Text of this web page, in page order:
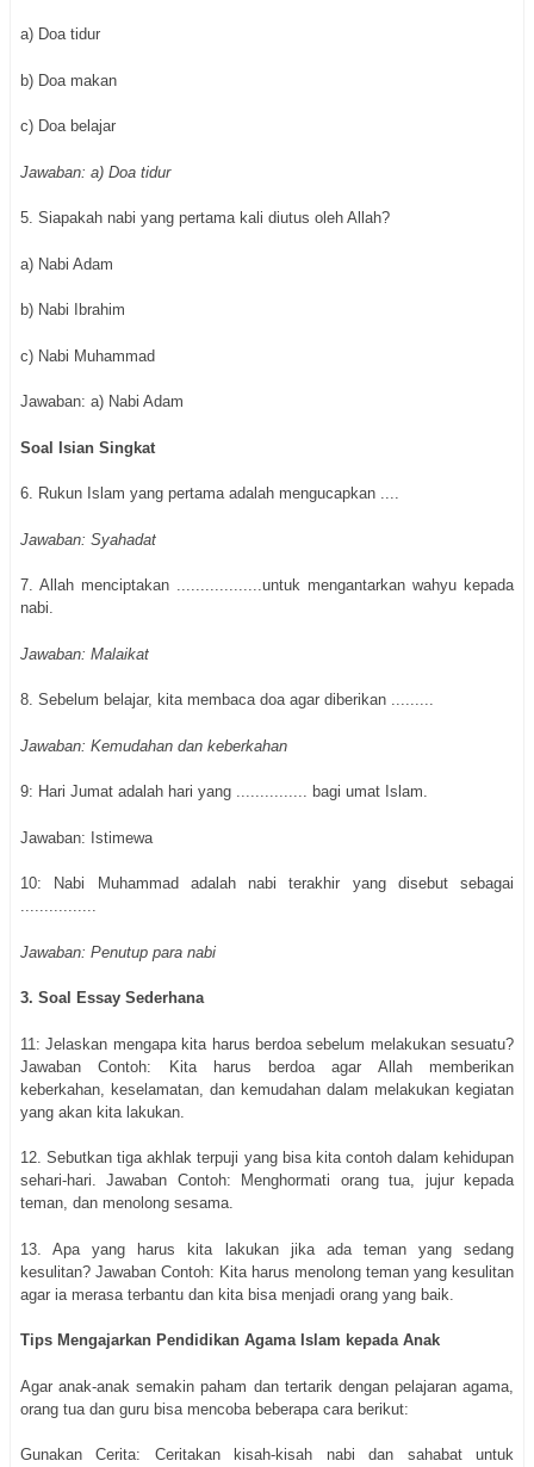
a) Doa tidur
b) Doa makan
c) Doa belajar
Jawaban: a) Doa tidur
5. Siapakah nabi yang pertama kali diutus oleh Allah?
a) Nabi Adam
b) Nabi Ibrahim
c) Nabi Muhammad
Jawaban: a) Nabi Adam
Soal Isian Singkat
6. Rukun Islam yang pertama adalah mengucapkan ....
Jawaban: Syahadat
7. Allah menciptakan ..................untuk mengantarkan wahyu kepada
nabi.
Jawaban: Malaikat
8. Sebelum belajar, kita membaca doa agar diberikan .........
Jawaban: Kemudahan dan keberkahan
9: Hari Jumat adalah hari yang ............... bagi umat Islam.
Jawaban: Istimewa
10: Nabi Muhammad adalah nabi terakhir yang disebut sebagai
................
Jawaban: Penutup para nabi
3. Soal Essay Sederhana
11: Jelaskan mengapa kita harus berdoa sebelum melakukan sesuatu?
Jawaban Contoh: Kita harus berdoa agar Allah memberikan
keberkahan, keselamatan, dan kemudahan dalam melakukan kegiatan
yang akan kita lakukan.
12. Sebutkan tiga akhlak terpuji yang bisa kita contoh dalam kehidupan
sehari-hari. Jawaban Contoh: Menghormati orang tua, jujur kepada
teman, dan menolong sesama.
13. Apa yang harus kita lakukan jika ada teman yang sedang
kesulitan? Jawaban Contoh: Kita harus menolong teman yang kesulitan
agar ia merasa terbantu dan kita bisa menjadi orang yang baik.
Tips Mengajarkan Pendidikan Agama Islam kepada Anak
Agar anak-anak semakin paham dan tertarik dengan pelajaran agama,
orang tua dan guru bisa mencoba beberapa cara berikut:
Gunakan Cerita: Ceritakan kisah-kisah nabi dan sahabat untuk